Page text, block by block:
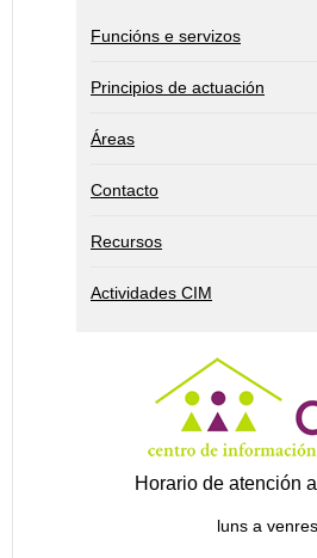
Funcións e servizos
Principios de actuación
Áreas
Contacto
Recursos
Actividades CIM
Horario de atención
luns a venres